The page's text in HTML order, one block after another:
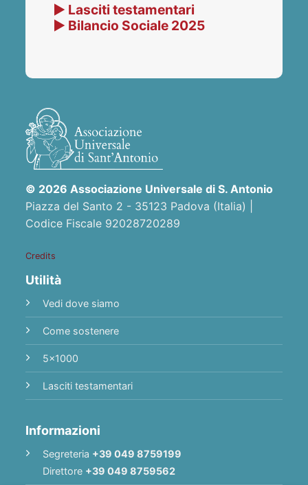
▶ Lasciti testamentari
▶ Bilancio Sociale 2025
© 2026 Associazione Universale di S. Antonio
Piazza del Santo 2 - 35123 Padova (Italia) |
Codice Fiscale 92028720289
Credits
Utilità
Vedi dove siamo
Come sostenere
5x1000
Lasciti testamentari
Informazioni
Segreteria +39 049 8759199
Direttore +39 049 8759562